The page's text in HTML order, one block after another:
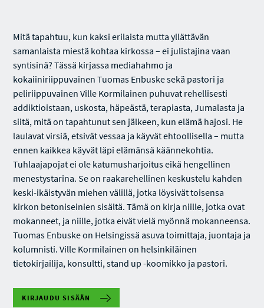
Mitä tapahtuu, kun kaksi erilaista mutta yllättävän
samanlaista miestä kohtaa kirkossa – ei julistajina vaan
syntisinä? Tässä kirjassa mediahahmo ja
kokaiiniriippuvainen Tuomas Enbuske sekä pastori ja
peliriippuvainen Ville Kormilainen puhuvat rehellisesti
addiktioistaan, uskosta, häpeästä, terapiasta, Jumalasta ja
siitä, mitä on tapahtunut sen jälkeen, kun elämä hajosi. He
laulavat virsiä, etsivät vessaa ja käyvät ehtoollisella – mutta
ennen kaikkea käyvät läpi elämänsä käännekohtia.
Tuhlaajapojat ei ole katumusharjoitus eikä hengellinen
menestystarina. Se on raakarehellinen keskustelu kahden
keski-ikäistyvän miehen välillä, jotka löysivät toisensa
kirkon betoniseinien sisältä. Tämä on kirja niille, jotka ovat
mokanneet, ja niille, jotka eivät vielä myönnä mokanneensa.
Tuomas Enbuske on Helsingissä asuva toimittaja, juontaja ja
kolumnisti. Ville Kormilainen on helsinkiläinen
tietokirjailija, konsultti, stand up -koomikko ja pastori.
KIRJAUDU SISÄÄN